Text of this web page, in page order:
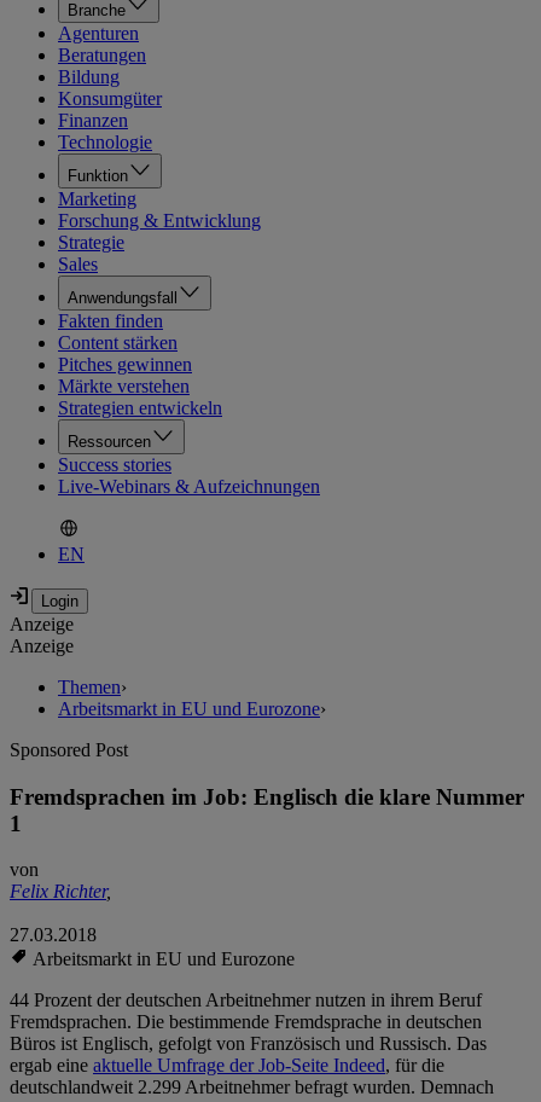
Branche
Agenturen
Beratungen
Bildung
Konsumgüter
Finanzen
Technologie
Funktion
Marketing
Forschung & Entwicklung
Strategie
Sales
Anwendungsfall
Fakten finden
Content stärken
Pitches gewinnen
Märkte verstehen
Strategien entwickeln
Ressourcen
Success stories
Live-Webinars & Aufzeichnungen
EN
Anzeige
Anzeige
Themen›
Arbeitsmarkt in EU und Eurozone›
Sponsored Post
Fremdsprachen im Job: Englisch die klare Nummer
1
von
Felix Richter,
27.03.2018
Arbeitsmarkt in EU und Eurozone
44 Prozent der deutschen Arbeitnehmer nutzen in ihrem Beruf
Fremdsprachen. Die bestimmende Fremdsprache in deutschen
Büros ist Englisch, gefolgt von Französisch und Russisch. Das
ergab eine aktuelle Umfrage der Job-Seite Indeed, für die
deutschlandweit 2.299 Arbeitnehmer befragt wurden. Demnach